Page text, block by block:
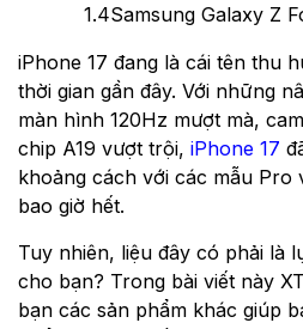
1.4Samsung Galaxy Z
iPhone 17 đang là cái tên thu
thời gian gần đây. Với những
màn hình 120Hz mượt mà,
chip A19 vượt trội, iPhone 17
khoảng cách với các mẫu Pro
bao giờ hết.
Tuy nhiên, liệu đây có phải là
cho bạn? Trong bài viết này
bạn các sản phẩm khác giúp